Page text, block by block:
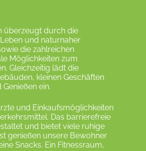
überzeugt durch die
und naturnaher
die zahlreichen
Möglichkeiten zum
Gleichzeitig lädt die
kleinen Geschäften
ein.
und Einkaufsmöglichkeiten
Das barrierefreie
und bietet viele ruhige
genießen unsere Bewohner
Snacks. Ein Fitnessraum,